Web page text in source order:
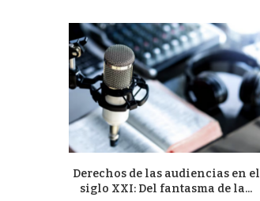
Derechos de las audiencias en el
siglo XXI: Del fantasma de la...